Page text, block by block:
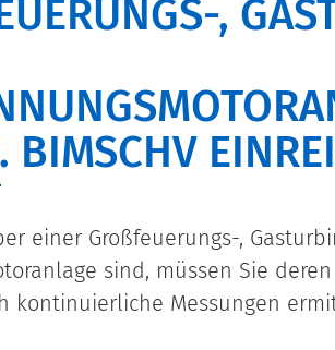
,
einer Großfeuerungs-,
sind, müssen Sie
kontinuierliche Messungen